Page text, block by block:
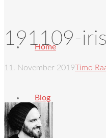
Home
Blog
191109-
11. November 2019Timo